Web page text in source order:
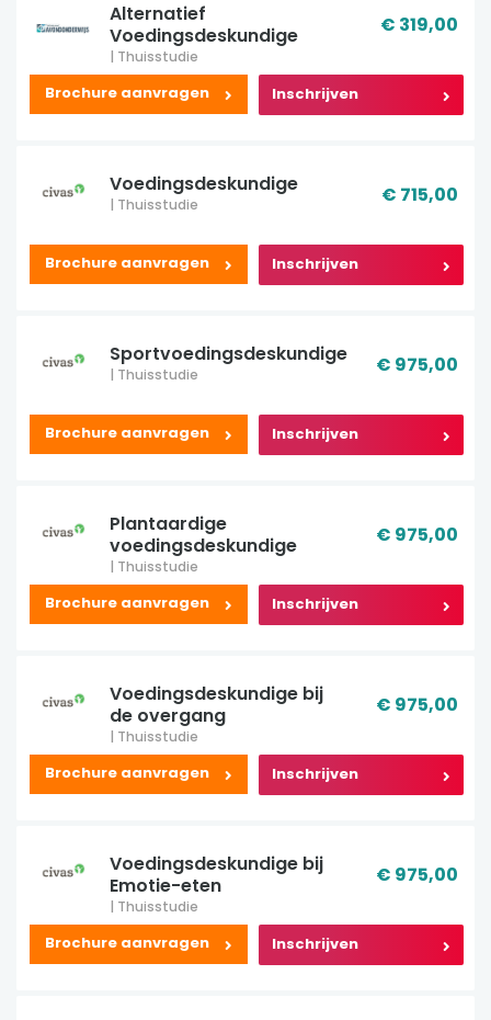
Alternatief
Voedingsdeskundige
| Thuisstudie
€ 319,00
Inschrijven
Brochure aanvragen
Voedingsdeskundige
| Thuisstudie € 715,00
Inschrijven
Brochure aanvragen
Sportvoedingsdeskundige
| Thuisstudie € 975,00
Inschrijven
Brochure aanvragen
Plantaardige
voedingsdeskundige
| Thuisstudie
€ 975,00
Inschrijven
Brochure aanvragen
Voedingsdeskundige bij
de overgang
| Thuisstudie
€ 975,00
Inschrijven
Brochure aanvragen
Voedingsdeskundige bij
Emotie-eten
| Thuisstudie
€ 975,00
Inschrijven
Brochure aanvragen